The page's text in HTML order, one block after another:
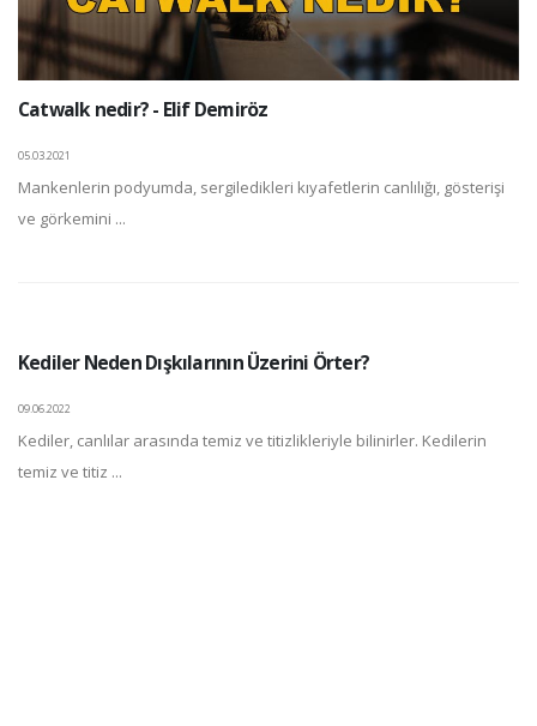
Catwalk nedir? - Elif Demiröz
05.03.2021
Mankenlerin podyumda, sergiledikleri kıyafetlerin canlılığı, gösterişi
ve görkemini ...
Kediler Neden Dışkılarının Üzerini Örter?
09.06.2022
Kediler, canlılar arasında temiz ve titizlikleriyle bilinirler. Kedilerin
temiz ve titiz ...